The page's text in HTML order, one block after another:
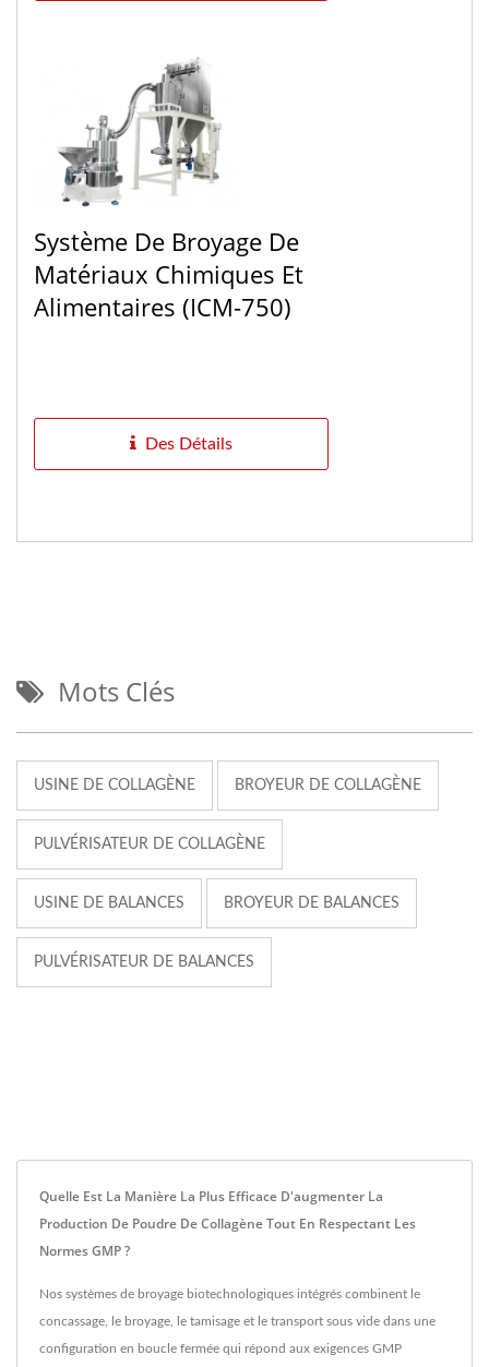
Système De Broyage De
Matériaux Chimiques Et
Alimentaires (ICM-750)
Des Détails
Mots Clés
USINE DE COLLAGÈNE BROYEUR DE COLLAGÈNE
PULVÉRISATEUR DE COLLAGÈNE
USINE DE BALANCES BROYEUR DE BALANCES
PULVÉRISATEUR DE BALANCES
Quelle Est La Manière La Plus Efficace D'augmenter La
Production De Poudre De Collagène Tout En Respectant Les
Normes GMP ?
Nos systèmes de broyage biotechnologiques intégrés combinent le
concassage, le broyage, le tamisage et le transport sous vide dans une
configuration en boucle fermée qui répond aux exigences GMP